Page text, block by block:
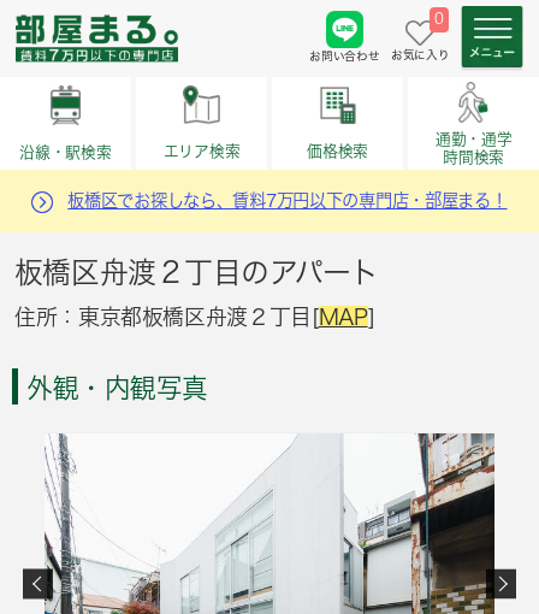
お問い合わせ
0
お気に入り
沿線・駅検索 エリア検索 価格検索
通勤・通学
時間検索
板橋区でお探しなら、賃料7万円以下の専門店・部屋まる！
板橋区舟渡２丁目のアパート
住所：東京都板橋区舟渡２丁目[MAP]
外観・内観写真